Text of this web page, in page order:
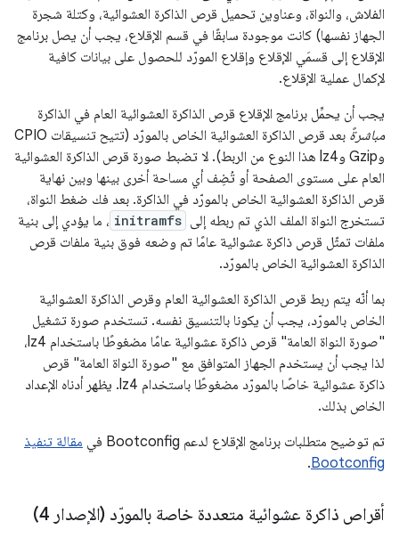
الفلاش، والنواة، وعناوين تحميل قرص الذاكرة العشوائية، وكتلة شجرة
الجهاز نفسها) كانت موجودة سابقًا في قسم الإقلاع، يجب أن يصل برنامج
الإقلاع إلى قسمَي الإقلاع وإقلاع المورّد للحصول على بيانات كافية
لإكمال عملية الإقلاع.
يجب أن يحمِّل برنامج الإقلاع قرص الذاكرة العشوائية العام في الذاكرة
مباشرةً
بعد قرص الذاكرة العشوائية الخاص بالمورّد (تتيح تنسيقات CPIO
وGzip وlz4 هذا النوع من الربط). لا تضبط صورة قرص الذاكرة العشوائية
العام على مستوى الصفحة أو تُضِف أي مساحة أخرى بينها وبين نهاية
قرص الذاكرة العشوائية الخاص بالمورّد في الذاكرة. بعد فك ضغط النواة،
تستخرج النواة الملف الذي تم ربطه إلى initramfs ، ما يؤدي إلى بنية
ملفات تمثّل قرص ذاكرة عشوائية عامًا تم وضعه فوق بنية ملفات قرص
الذاكرة العشوائية الخاص بالمورّد.
بما أنّه يتم ربط قرص الذاكرة العشوائية العام وقرص الذاكرة العشوائية
الخاص بالمورّد، يجب أن يكونا بالتنسيق نفسه. تستخدم صورة تشغيل
"صورة النواة العامة" قرص ذاكرة عشوائية عامًا مضغوطًا باستخدام lz4،
لذا يجب أن يستخدم الجهاز المتوافق مع "صورة النواة العامة" قرص
ذاكرة عشوائية خاصًا بالمورّد مضغوطًا باستخدام lz4. يظهر أدناه الإعداد
الخاص بذلك.
تم توضيح متطلبات برنامج الإقلاع لدعم Bootconfig في
مقالة تنفيذ
Bootconfig
.
أقراص ذاكرة عشوائية متعددة خاصة بالمورّد (الإصدار 4)